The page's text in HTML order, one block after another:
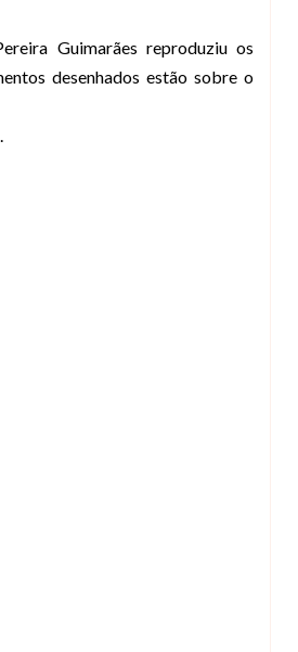
Guimarães reproduziu os
desenhados estão sobre o